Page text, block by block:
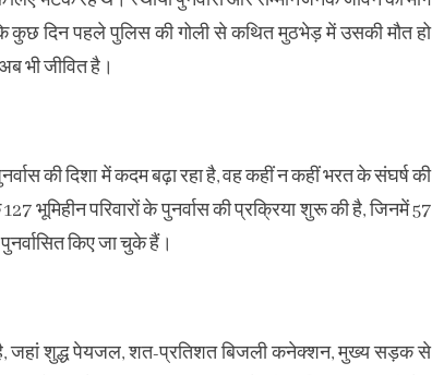
कुछ दिन पहले पुलिस की गोली से कथित मुठभेड़ में उसकी मौत हो
भी जीवित है।
की दिशा में कदम बढ़ा रहा है, वह कहीं न कहीं भरत के संघर्ष की
भूमिहीन परिवारों के पुनर्वास की प्रक्रिया शुरू की है, जिनमें 57
पुनर्वासित किए जा चुके हैं।
है, जहां शुद्ध पेयजल, शत-प्रतिशत बिजली कनेक्शन, मुख्य सड़क से